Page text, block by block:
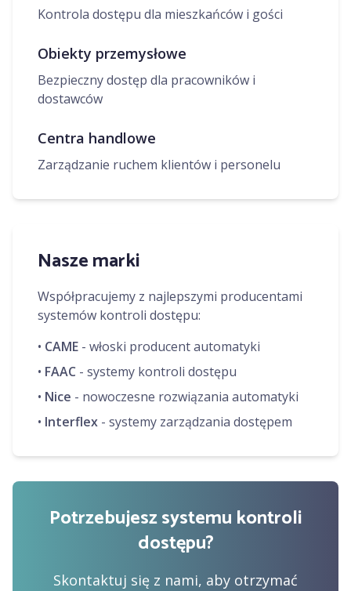
Kontrola dostępu dla mieszkańców i gości
Obiekty przemysłowe
Bezpieczny dostęp dla pracowników i
dostawców
Centra handlowe
Zarządzanie ruchem klientów i personelu
Nasze marki
Współpracujemy z najlepszymi producentami
systemów kontroli dostępu:
• CAME - włoski producent automatyki
• FAAC - systemy kontroli dostępu
• Nice - nowoczesne rozwiązania automatyki
• Interflex - systemy zarządzania dostępem
Potrzebujesz systemu kontroli
dostępu?
Skontaktuj się z nami, aby otrzymać